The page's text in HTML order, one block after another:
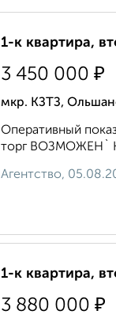
1-к квартира,
3 450 000 ₽
мкр. КЗТЗ,
Оперативный
торг ВОЗМОЖЕН`
Агентство,
1-к квартира,
3 880 000 ₽